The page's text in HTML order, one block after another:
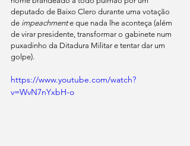
deputado de Baixo Clero durante uma votação
de impeachment e que nada lhe aconteça (além
de virar presidente, transformar o gabinete num
puxadinho da Ditadura Militar e tentar dar um
golpe).
https://www.youtube.com/watch?
v=WvN7nYxbH-o